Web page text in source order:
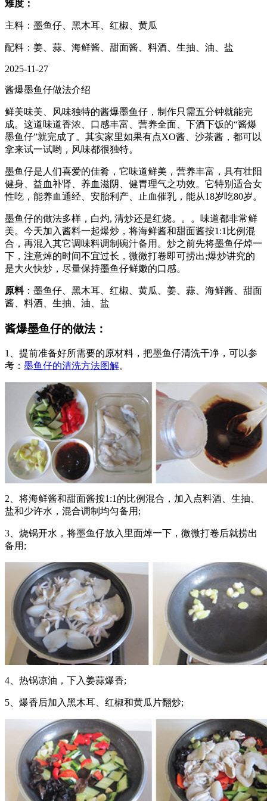
难度：
主料：墨鱼仔、黑木耳、红椒、黄瓜
配料：姜、蒜、海鲜酱、甜面酱、料酒、生抽、油、盐
2025-11-27
酱爆墨鱼仔做法介绍
鲜美味美、风味独特的酱爆墨鱼仔，制作只需五分钟就能完
成。这道味道香浓、口感丰富、营养全面、下酒下饭的“酱爆
墨鱼仔”就完成了。其实家里如果有点XO酱、沙茶酱，都可以
拿来试一试哟，风味都很独特。
墨鱼仔是人们喜爱的佳肴，它味道鲜美，营养丰富，具有壮阳
健身、益血补肾、养血滋阴、健胃理气之功效。它特别适合女
性吃，能养血通经、安胎利产、止血催乳，能从18岁吃80岁。
墨鱼仔的做法多样，白灼, 清炒还是红烧。。。味道都非常鲜
美。今天加入酱料一起爆炒，将海鲜酱和甜面酱按1:1比例混
合，再混入其它调味料调制碗汁备用。炒之前先将墨鱼仔焯一
下，注意焯的时间不宜过长，微微打卷即可捞出;爆炒讲究的
是大火快炒，尽量保持墨鱼仔鲜嫩的口感。
原料：墨鱼仔、黑木耳、红椒、黄瓜、姜、蒜、海鲜酱、甜面
酱、料酒、生抽、油、盐
酱爆墨鱼仔的做法：
1、提前准备好所需要的原材料，把墨鱼仔清洗干净，可以参
考： 墨鱼仔的清洗方法图解。
2、将海鲜酱和甜面酱按1:1的比例混合，加入点料酒、生抽、
盐和少许水，混合调制均匀备用;
3、烧锅开水，将墨鱼仔放入里面焯一下，微微打卷后就捞出
备用;
4、热锅凉油，下入姜蒜爆香;
5、爆香后加入黑木耳、红椒和黄瓜片翻炒;